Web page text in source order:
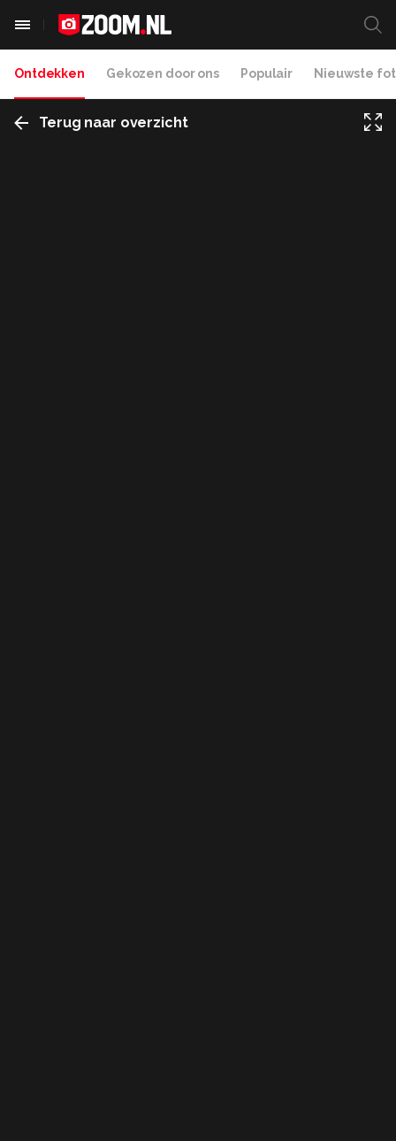
Ontdekken Gekozen door ons Populair Nieuwste
Terug naar overzicht